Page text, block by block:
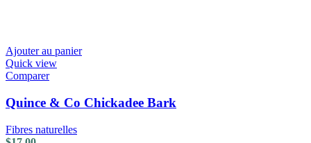
Ajouter au panier
Quick view
Comparer
Quince & Co Chickadee Bark
Fibres naturelles